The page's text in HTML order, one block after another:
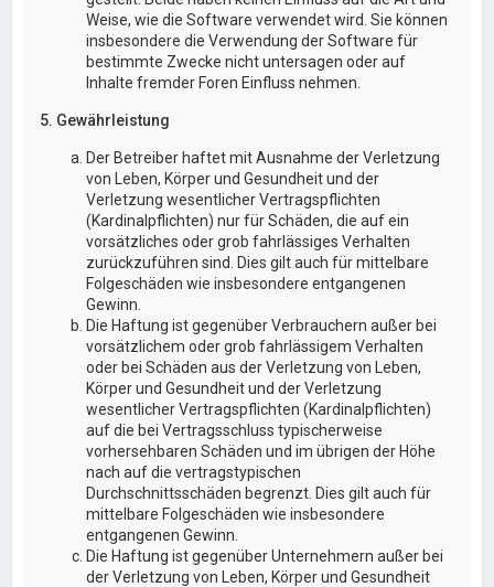
Weise, wie die Software verwendet wird. Sie können
insbesondere die Verwendung der Software für
bestimmte Zwecke nicht untersagen oder auf
Inhalte fremder Foren Einfluss nehmen.
5. Gewährleistung
Der Betreiber haftet mit Ausnahme der Verletzung
von Leben, Körper und Gesundheit und der
Verletzung wesentlicher Vertragspflichten
(Kardinalpflichten) nur für Schäden, die auf ein
vorsätzliches oder grob fahrlässiges Verhalten
zurückzuführen sind. Dies gilt auch für mittelbare
Folgeschäden wie insbesondere entgangenen
Gewinn.
Die Haftung ist gegenüber Verbrauchern außer bei
vorsätzlichem oder grob fahrlässigem Verhalten
oder bei Schäden aus der Verletzung von Leben,
Körper und Gesundheit und der Verletzung
wesentlicher Vertragspflichten (Kardinalpflichten)
auf die bei Vertragsschluss typischerweise
vorhersehbaren Schäden und im übrigen der Höhe
nach auf die vertragstypischen
Durchschnittsschäden begrenzt. Dies gilt auch für
mittelbare Folgeschäden wie insbesondere
entgangenen Gewinn.
Die Haftung ist gegenüber Unternehmern außer bei
der Verletzung von Leben, Körper und Gesundheit